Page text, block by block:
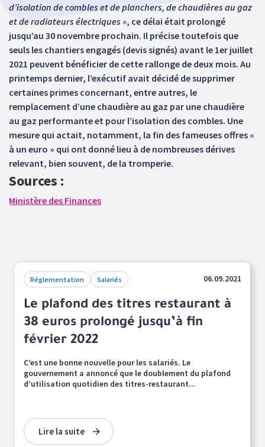
d’isolation de combles et de planchers, de chaudières au gaz
et de radiateurs électriques », ce délai était prolongé
jusqu’au 30 novembre prochain. Il précise toutefois que
seuls les chantiers engagés (devis signés) avant le 1er juillet
2021 peuvent bénéficier de cette rallonge de deux mois. Au
printemps dernier, l’exécutif avait décidé de supprimer
certaines primes concernant, entre autres, le
remplacement d’une chaudière au gaz par une chaudière
au gaz performante et pour l’isolation des combles. Une
mesure qui actait, notamment, la fin des fameuses offres «
à un euro » qui ont donné lieu à de nombreuses dérives
relevant, bien souvent, de la tromperie.
Sources :
Ministère des Finances
Réglementation Salariés 06.09.2021
Le plafond des titres restaurant à
38 euros prolongé jusqu’à fin
février 2022
C’est une bonne nouvelle pour les salariés. Le
gouvernement a annoncé que le doublement du plafond
d’utilisation quotidien des titres-restaurant...
Lire la suite